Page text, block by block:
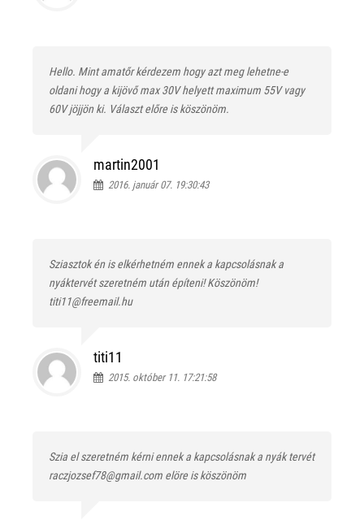
Hello. Mint amatőr kérdezem hogy azt meg lehetne-e
oldani hogy a kijövő max 30V helyett maximum 55V vagy
60V jöjjön ki. Választ előre is köszönöm.
martin2001
2016. január 07. 19:30:43
Sziasztok én is elkérhetném ennek a kapcsolásnak a
nyáktervét szeretném után építeni! Köszönöm!
titi11@freemail.hu
titi11
2015. október 11. 17:21:58
Szia el szeretném kérni ennek a kapcsolásnak a nyák tervét
raczjozsef78@gmail.com elöre is köszönöm